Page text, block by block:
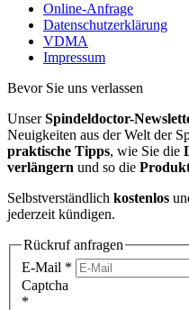
Online-Anfrage
Datenschutzerklärung
VDMA
Impressum
Bevor Sie uns verlassen
UnserSpindeldoctor-
Neuigkeiten aus der Welt der
praktische Tipps, wie Sie die
verlängern und so die
Selbstverständlich kostenlos
jederzeit kündigen.
Rückruf anfragen
E-Mail *
Captcha
*